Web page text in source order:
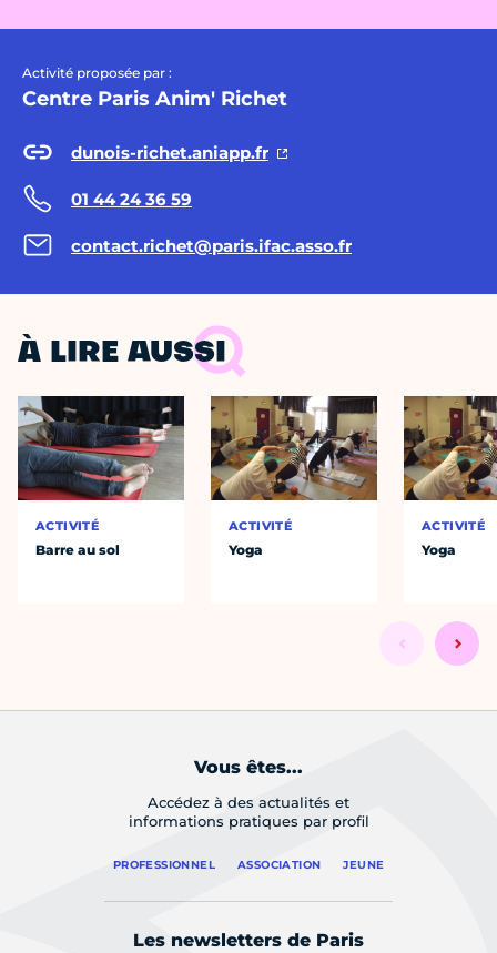
Activité proposée par :
Centre Paris Anim' Richet
dunois-richet.aniapp.fr
01 44 24 36 59
contact.richet@paris.ifac.asso.fr
À LIRE AUSSI
ACTIVITÉ
Barre au sol
ACTIVITÉ
Yoga
ACTIVITÉ
Yoga
Vous êtes...
Accédez à des actualités et
informations pratiques par profil
PROFESSIONNEL ASSOCIATION JEUNE
Les newsletters de Paris